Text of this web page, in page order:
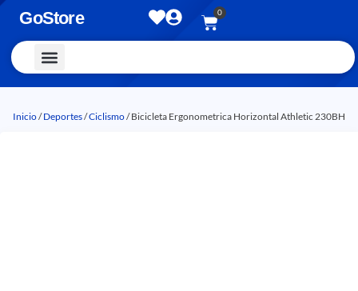
GoStore 0
Inicio/Deportes/Ciclismo/ Bicicleta Ergonometrica Horizontal Athletic 230BH